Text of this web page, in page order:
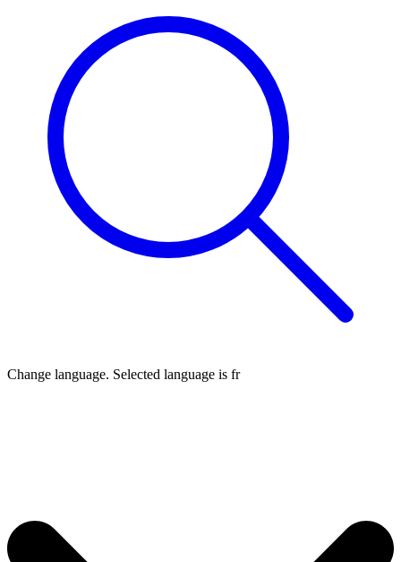
Change language. Selected language is fr